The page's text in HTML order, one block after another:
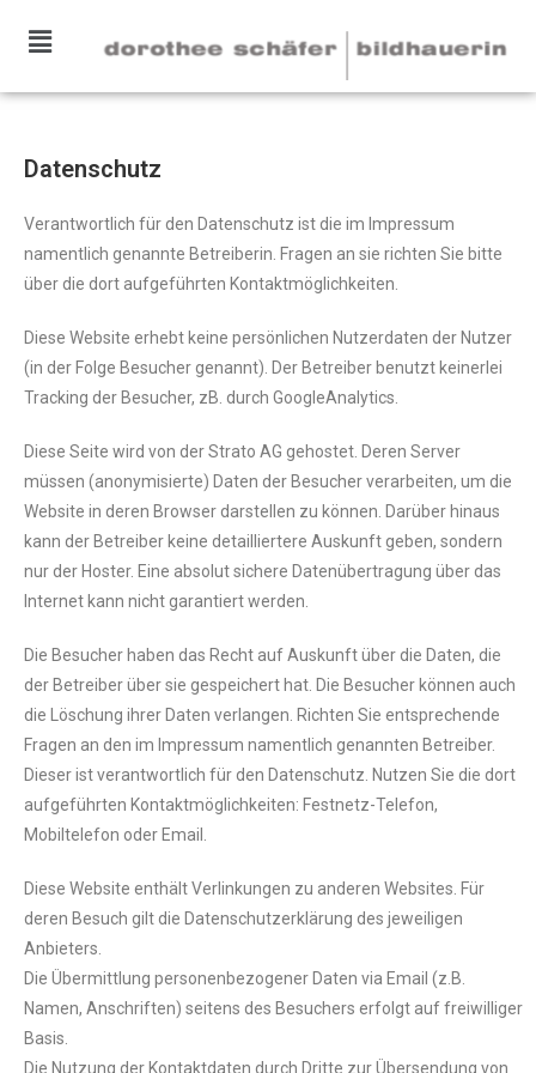
Datenschutz
Verantwortlich für den Datenschutz ist die im Impressum
namentlich genannte Betreiberin. Fragen an sie richten Sie bitte
über die dort aufgeführten Kontaktmöglichkeiten.
Diese Website erhebt keine persönlichen Nutzerdaten der Nutzer
(in der Folge Besucher genannt). Der Betreiber benutzt keinerlei
Tracking der Besucher, zB. durch GoogleAnalytics.
Diese Seite wird von der Strato AG gehostet. Deren Server
müssen (anonymisierte) Daten der Besucher verarbeiten, um die
Website in deren Browser darstellen zu können. Darüber hinaus
kann der Betreiber keine detailliertere Auskunft geben, sondern
nur der Hoster. Eine absolut sichere Datenübertragung über das
Internet kann nicht garantiert werden.
Die Besucher haben das Recht auf Auskunft über die Daten, die
der Betreiber über sie gespeichert hat. Die Besucher können auch
die Löschung ihrer Daten verlangen. Richten Sie entsprechende
Fragen an den im Impressum namentlich genannten Betreiber.
Dieser ist verantwortlich für den Datenschutz. Nutzen Sie die dort
aufgeführten Kontaktmöglichkeiten: Festnetz-Telefon,
Mobiltelefon oder Email.
Diese Website enthält Verlinkungen zu anderen Websites. Für
deren Besuch gilt die Datenschutzerklärung des jeweiligen
Anbieters.
Die Übermittlung personenbezogener Daten via Email (z.B.
Namen, Anschriften) seitens des Besuchers erfolgt auf freiwilliger
Basis.
Die Nutzung der Kontaktdaten durch Dritte zur Übersendung von